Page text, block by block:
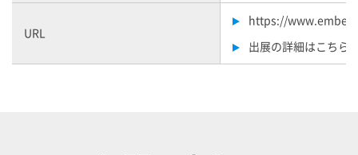
URL
https://
出展の詳細はこちら